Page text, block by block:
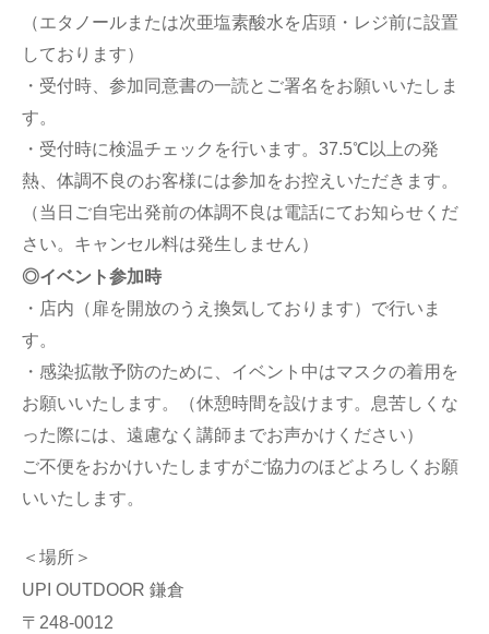
（エタノールまたは次亜塩素酸水を店頭・レジ前に設置
しております）
・受付時、参加同意書の一読とご署名をお願いいたしま
す。
・受付時に検温チェックを行います。37.5℃以上の発
熱、体調不良のお客様には参加をお控えいただきます。
（当日ご自宅出発前の体調不良は電話にてお知らせくだ
さい。キャンセル料は発生しません）
◎イベント参加時
・店内（扉を開放のうえ換気しております）で行いま
す。
・感染拡散予防のために、イベント中はマスクの着用を
お願いいたします。（休憩時間を設けます。息苦しくな
った際には、遠慮なく講師までお声かけください）
ご不便をおかけいたしますがご協力のほどよろしくお願
いいたします。
＜場所＞
UPI OUTDOOR 鎌倉
〒248-0012